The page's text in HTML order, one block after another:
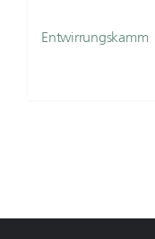
Entwirrungskamm